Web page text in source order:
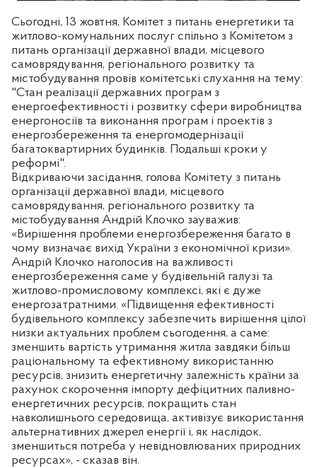
Сьогодні, 13 жовтня, Комітет з питань енергетики та
житлово-комунальних послуг спільно з Комітетом з
питань організації державної влади, місцевого
самоврядування, регіонального розвитку та
містобудування провів комітетські слухання на тему:
"Стан реалізації державних програм з
енергоефективності і розвитку сфери виробництва
енергоносіїв та виконання програм і проектів з
енергозбереження та енергомодернізації
багатоквартирних будинків. Подальші кроки у
реформі".
Відкриваючи засідання, голова Комітету з питань
організації державної влади, місцевого
самоврядування, регіонального розвитку та
містобудування Андрій Клочко зауважив:
«Вирішення проблеми енергозбереження багато в
чому визначає вихід України з економічної кризи».
Андрій Клочко наголосив на важливості
енергозбереження саме у будівельній галузі та
житлово-промисловому комплексі, які є дуже
енергозатратними. «Підвищення ефективності
будівельного комплексу забезпечить вирішення цілої
низки актуальних проблем сьогодення, а саме:
зменшить вартість утримання житла завдяки більш
раціональному та ефективному використанню
ресурсів, знизить енергетичну залежність країни за
рахунок скорочення імпорту дефіцитних паливно-
енергетичних ресурсів, покращить стан
навколишнього середовища, активізує використання
альтернативних джерел енергії і, як наслідок,
зменшиться потреба у невідновлюваних природних
ресурсах», - сказав він.